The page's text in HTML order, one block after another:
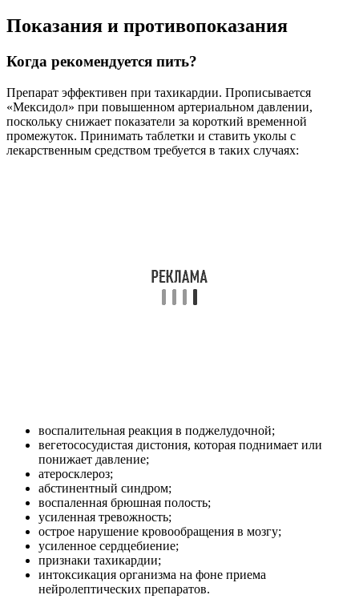
Показания и противопоказания
Когда рекомендуется пить?
Препарат эффективен при тахикардии. Прописывается
«Мексидол» при повышенном артериальном давлении,
поскольку снижает показатели за короткий временной
промежуток. Принимать таблетки и ставить уколы с
лекарственным средством требуется в таких случаях:
воспалительная реакция в поджелудочной;
вегетососудистая дистония, которая поднимает или
понижает давление;
атеросклероз;
абстинентный синдром;
воспаленная брюшная полость;
усиленная тревожность;
острое нарушение кровообращения в мозгу;
усиленное сердцебиение;
признаки тахикардии;
интоксикация организма на фоне приема
нейролептических препаратов.